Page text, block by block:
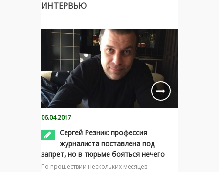
ИНТЕРВЬЮ
06.04.2017
Сергей Резник: профессия
журналиста поставлена под
запрет, но в тюрьме бояться нечего
По прошествии нескольких месяцев